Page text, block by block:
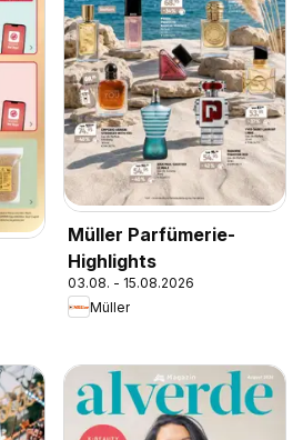
Müller Parfümerie-
Highlights
03.08. - 15.08.2026
Müller